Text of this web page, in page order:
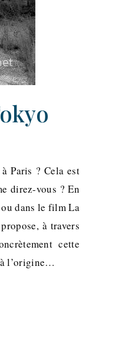
Paris ? Cela est
direz-vous ? En
dans le film La
à travers
cette
l’origine…